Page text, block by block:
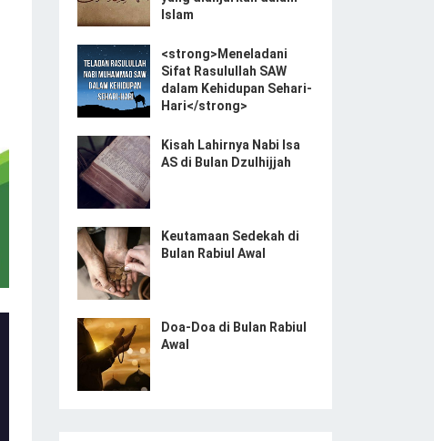
Islam
<strong>Meneladani
Sifat Rasulullah SAW
dalam Kehidupan Sehari-
Hari</strong>
Kisah Lahirnya Nabi Isa
AS di Bulan Dzulhijjah
Keutamaan Sedekah di
Bulan Rabiul Awal
Doa-Doa di Bulan Rabiul
Awal